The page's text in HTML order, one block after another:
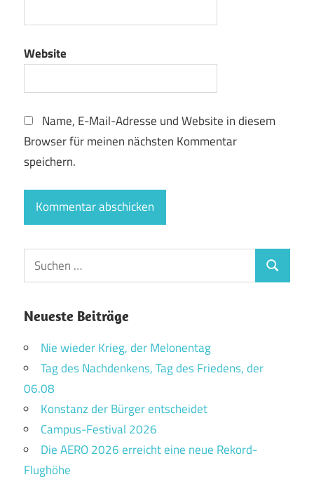
Website
Name, E-Mail-Adresse und Website in diesem
Browser für meinen nächsten Kommentar
speichern.
Suchen
nach:
Suchen
Neueste Beiträge
Nie wieder Krieg, der Melonentag
Tag des Nachdenkens, Tag des Friedens, der
06.08
Konstanz der Bürger entscheidet
Campus-Festival 2026
Die AERO 2026 erreicht eine neue Rekord-
Flughöhe